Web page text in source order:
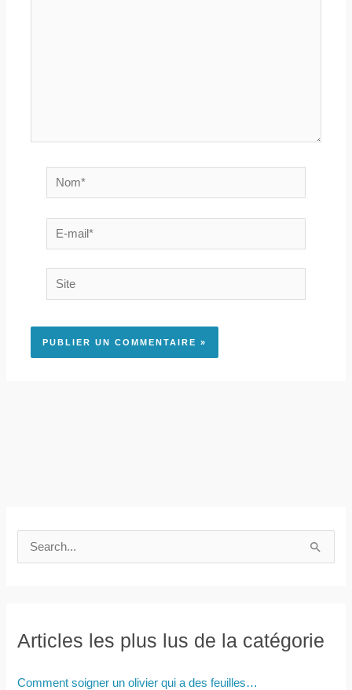
Nom*
E-
mail*
Site
e
e
c
Articles les plus lus de la catégorie
Comment soigner un olivier qui a des feuilles…